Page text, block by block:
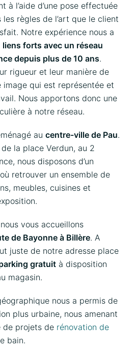
à l’aide d’une pose effectuée
règles de l’art que le client
Notre expérience nous a
liens forts avec un réseau
depuis plus de 10 ans.
rigueur et leur manière de
image qui est représentée et
Nous apportons donc une
à notre réseau.
au centre-ville de Pau.
la place Verdun, au 2
nous disposons d’un
où retrouver un ensemble de
meubles, cuisines et
vous accueillons
de Bayonne à Billère. A
juste de notre adresse place
gratuit à disposition
magasin.
nous a permis de
plus urbaine, nous amenant
de projets de rénovation de
bain.